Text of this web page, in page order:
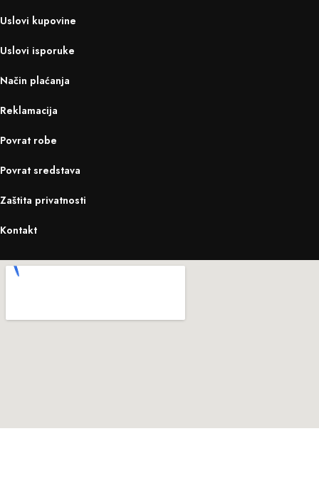
Uslovi kupovine
Uslovi isporuke
Način plaćanja
Reklamacija
Povrat robe
Povrat sredstava
Zaštita privatnosti
Kontakt